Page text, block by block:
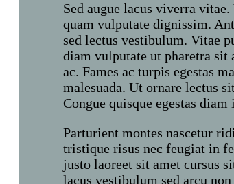
Sed augue lacus viverra
quam vulputate dignissim.
sed lectus vestibulum. Vitae
diam vulputate ut pharetra sit
ac. Fames ac turpis egestas
malesuada. Ut ornare lectus
Congue quisque egestas
Parturient montes nascetur
tristique risus nec feugiat in
justo laoreet sit amet cursus
lacus vestibulum sed arcu